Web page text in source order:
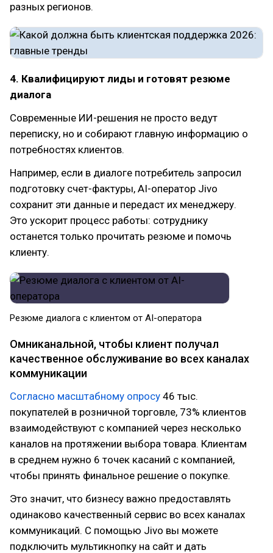
разных регионов.
4. Квалифицируют лиды и готовят резюме
диалога
Современные ИИ-решения не просто ведут
переписку, но и собирают главную информацию о
потребностях клиентов.
Например, если в диалоге потребитель запросил
подготовку счет-фактуры, AI-оператор Jivo
сохранит эти данные и передаст их менеджеру.
Это ускорит процесс работы: сотруднику
останется только прочитать резюме и помочь
клиенту.
Резюме диалога с клиентом от AI-оператора
Омниканальной, чтобы клиент получал
качественное обслуживание во всех каналах
коммуникации
Согласно масштабному опросу 46 тыс.
покупателей в розничной торговле, 73% клиентов
взаимодействуют с компанией через несколько
каналов на протяжении выбора товара. Клиентам
в среднем нужно 6 точек касаний с компанией,
чтобы принять финальное решение о покупке.
Это значит, что бизнесу важно предоставлять
одинаково качественный сервис во всех каналах
коммуникаций. С помощью Jivo вы можете
подключить мультикнопку на сайт и дать